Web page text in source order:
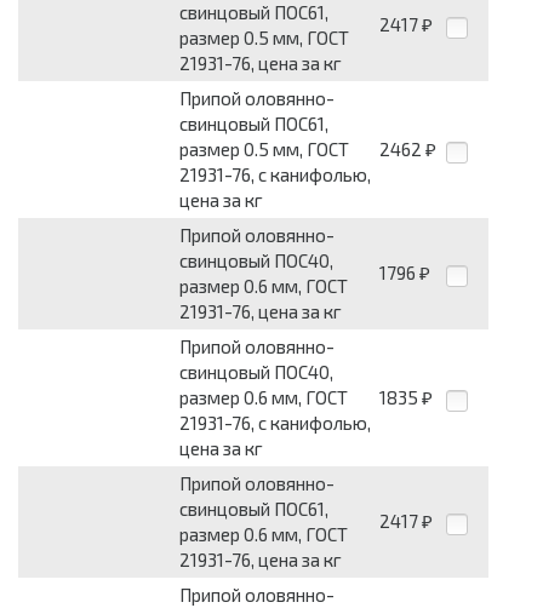
свинцовый ПОС61,
размер 0.5 мм, ГОСТ
21931-76, цена за кг
2417 ₽
Припой оловянно-
свинцовый ПОС61,
размер 0.5 мм, ГОСТ
21931-76, с канифолью,
цена за кг
2462 ₽
Припой оловянно-
свинцовый ПОС40,
размер 0.6 мм, ГОСТ
21931-76, цена за кг
1796 ₽
Припой оловянно-
свинцовый ПОС40,
размер 0.6 мм, ГОСТ
21931-76, с канифолью,
цена за кг
1835 ₽
Припой оловянно-
свинцовый ПОС61,
размер 0.6 мм, ГОСТ
21931-76, цена за кг
2417 ₽
Припой оловянно-